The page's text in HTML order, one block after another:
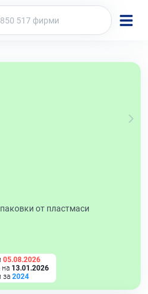
от пластмаси
05.08.2026
на 13.01.2026
за 2024